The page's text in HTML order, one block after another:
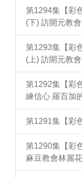
第1294集【彩
(下) 訪開元教
第1293集【彩
(上) 訪開元教
第1292集【彩
練信心 羅百加
第1291集【彩
第1290集【彩
麻豆教會林麗